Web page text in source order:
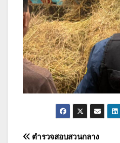
ตำรวจสอบสวนกลาง